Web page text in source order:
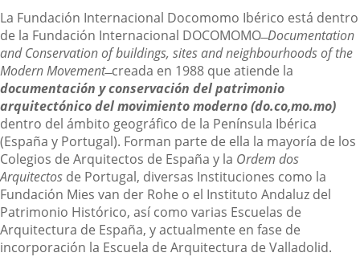
una
aplicación
externa.
La Fundación Internacional Docomomo Ibérico está dentro
de la Fundación Internacional DOCOMOMO ̶Documentation
and Conservation of buildings, sites and neighbourhoods of the
Modern Movement ̶creada en 1988 que atiende la
documentación y conservación del patrimonio
arquitectónico del movimiento moderno (do.co,mo.mo)
dentro del ámbito geográfico de la Península Ibérica
(España y Portugal). Forman parte de ella la mayoría de los
Colegios de Arquitectos de España y la Ordem dos
Arquitectos de Portugal, diversas Instituciones como la
Fundación Mies van der Rohe o el Instituto Andaluz del
Patrimonio Histórico, así como varias Escuelas de
Arquitectura de España, y actualmente en fase de
incorporación la Escuela de Arquitectura de Valladolid.